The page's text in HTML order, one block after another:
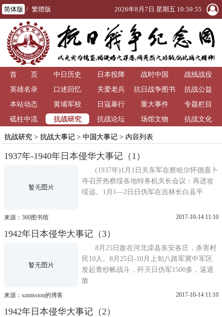
简体版 / 繁體版 2026年8月7日 星期五 10:50:56
首 页 中日历史 日本投降 战时中国
战线战役
英雄名录
口述回忆 关爱老兵
抗日战争图书
馆
抗战公益
本站动态
黄埔军校 日寇暴行 重大事件
专题栏目
砥柱中流
抗战研究 抗战论坛 场馆文物 抗战文化
抗战研究> 抗战大事记> 中国大事记> 内容列表
1937年-1940年日本侵华大事记（1）
(1937年)1月1日关东军在察哈尔怀德嘉卜
寺召开热察绥各地特务机关长会议：再进攻
绥远。1月1—2日日伪军在吉林长白县平
来源：360图书馆 2017-10-14 11:10
1942年日本侵华大事记（3）
8月25日敌在河北滦县东安各庄，杀害村
民10人。8月25日-10月上旬八路军冀中军区
发起青纱帐战斗，歼灭日伪军1500多，逼退
敌
来源：szmission的博客 2017-10-14 11:10
1942年日本侵华大事记（2）